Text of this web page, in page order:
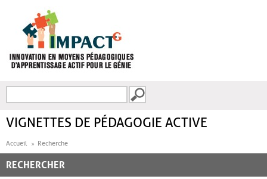
FORMULAIRE DE
VIGNETTES DE PÉDAGOGIE ACTIVE
Accueil Recherche
RECHERCHER